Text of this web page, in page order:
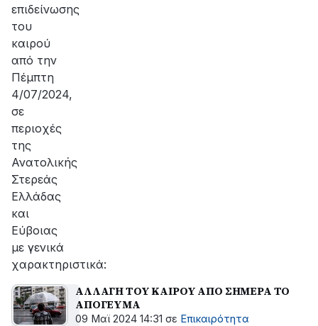
επιδείνωσης
του
καιρού
από την
Πέμπτη
4/07/2024,
σε
περιοχές
της
Ανατολικής
Στερεάς
Ελλάδας
και
Εύβοιας
με γενικά
χαρακτηριστικά:
ΑΛΛΑΓΗ ΤΟΥ ΚΑΙΡΟΥ ΑΠΟ ΣΗΜΕΡΑ ΤΟ
ΑΠΟΓΕΥΜΑ
09 Μαϊ 2024 14:31 σε Επικαιρότητα